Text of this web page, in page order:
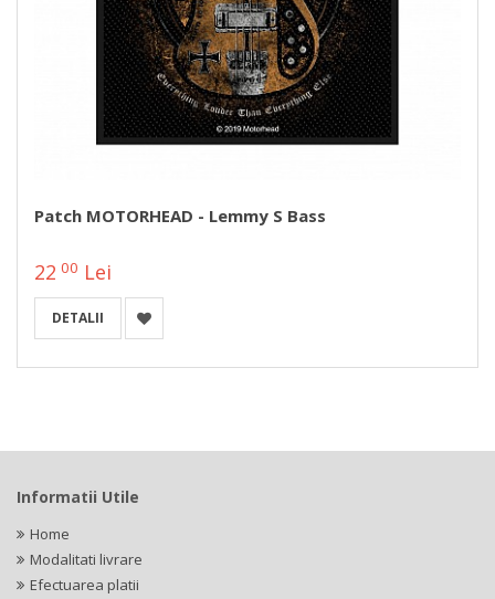
Patch MOTORHEAD - Lemmy S Bass
22 00 Lei
DETALII
Informatii Utile
Home
Modalitati livrare
Efectuarea platii